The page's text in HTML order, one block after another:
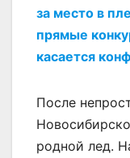
за место в
прямые
касается
После
родной лед.